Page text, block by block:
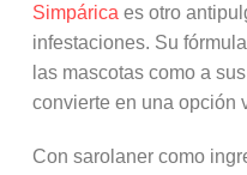
Simpárica es otro
infestaciones. Su
las mascotas como a
convierte en una opción
Con sarolaner como